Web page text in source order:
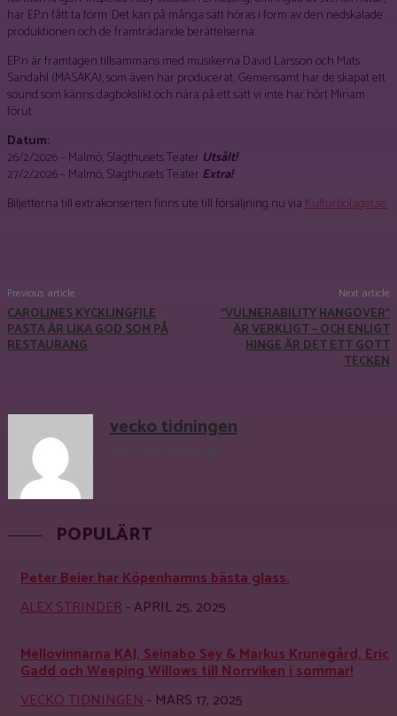
har EP:n fått ta form. Det kan på många sätt höras i form av den nedskalade
produktionen och de framträdande berättelserna.
EP:n är framtagen tillsammans med musikerna David Larsson och Mats
Sandahl (MASAKA), som även har producerat. Gemensamt har de skapat ett
sound som känns dagbokslikt och nära på ett sätt vi inte har hört Miriam
förut.
Datum:
26/2/2026 – Malmö, Slagthusets Teater Utsålt!
27/2/2026 – Malmö, Slagthusets Teater Extra!
Biljetterna till extrakonserten finns ute till försäljning nu viaKulturbolaget.se
Previous article
CAROLINES KYCKLINGFILE
PASTA ÄR LIKA GOD SOM PÅ
RESTAURANG
Next article
”VULNERABILITY HANGOVER”
ÄR VERKLIGT – OCH ENLIGT
HINGE ÄR DET ETT GOTT
TECKEN
vecko tidningen
POPULÄRT
Peter Beier har Köpenhamns bästa glass.
ALEX STRINDER-APRIL 25, 2025
Mellovinnarna KAJ, Seinabo Sey & Markus Krunegård, Eric
Gadd och Weeping Willows till Norrviken i sommar!
VECKO TIDNINGEN- MARS 17, 2025